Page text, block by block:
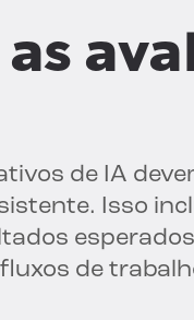
de IA
Isso
de